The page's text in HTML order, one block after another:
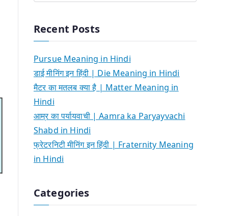
Recent Posts
Pursue Meaning in Hindi
डाई मीनिंग इन हिंदी | Die Meaning in Hindi
मैटर का मतलब क्या है | Matter Meaning in
Hindi
आम्र का पर्यायवाची | Aamra ka Paryayvachi
Shabd in Hindi
फ्रेटरनिटी मीनिंग इन हिंदी | Fraternity Meaning
in Hindi
Categories